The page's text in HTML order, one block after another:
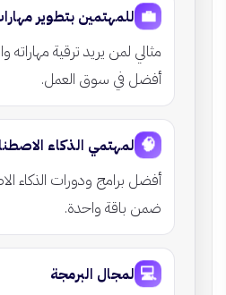
💼 للمهتمين بتطوير
مثالي لمن يريد ترقية
أفضل في سوق العمل.
🧠 لمهتمي الذكاء
أفضل برامج ودورات الذكاء
ضمن باقة واحدة.
💻 لمجال البرمجة